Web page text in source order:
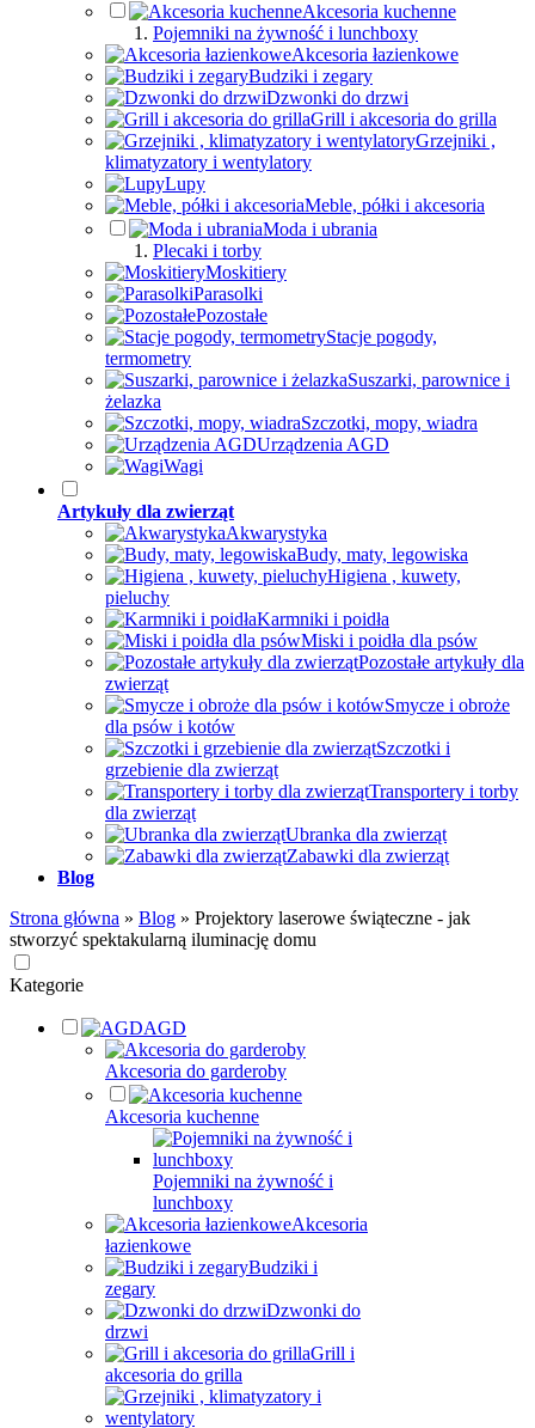
Akcesoria kuchenne
Pojemniki na żywność i lunchboxy
Akcesoria łazienkowe
Budziki i zegary
Dzwonki do drzwi
Grill i akcesoria do grilla
Grzejniki ,
klimatyzatory i wentylatory
Lupy
Meble, półki i akcesoria
Moda i ubrania
Plecaki i torby
Moskitiery
Parasolki
Pozostałe
Stacje pogody,
termometry
Suszarki, parownice i
żelazka
Szczotki, mopy, wiadra
Urządzenia AGD
Wagi
Artykuły dla zwierząt
Akwarystyka
Budy, maty, legowiska
Higiena , kuwety,
pieluchy
Karmniki i poidła
Miski i poidła dla psów
Pozostałe artykuły dla
zwierząt
Smycze i obroże
dla psów i kotów
Szczotki i
grzebienie dla zwierząt
Transportery i torby
dla zwierząt
Ubranka dla zwierząt
Zabawki dla zwierząt
Blog
Strona główna » Blog » Projektory laserowe świąteczne - jak
stworzyć spektakularną iluminację domu
Kategorie
AGD
Akcesoria do garderoby
Akcesoria kuchenne
Pojemniki na żywność i
lunchboxy
Akcesoria
łazienkowe
Budziki i
zegary
Dzwonki do
drzwi
Grill i
akcesoria do grilla